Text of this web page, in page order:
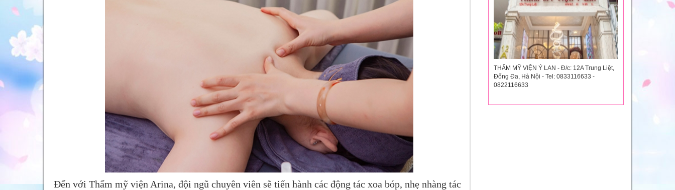
Đến với Thẩm mỹ viện Arina, đội ngũ chuyên viên sẽ tiến hành các động tác xoa bóp, nhẹ nhàng tác
THẨM MỸ VIỆN Ý LAN - Đ/c: 12A Trung Liệt,
Đống Đa, Hà Nội - Tel: 0833116633 -
0822116633